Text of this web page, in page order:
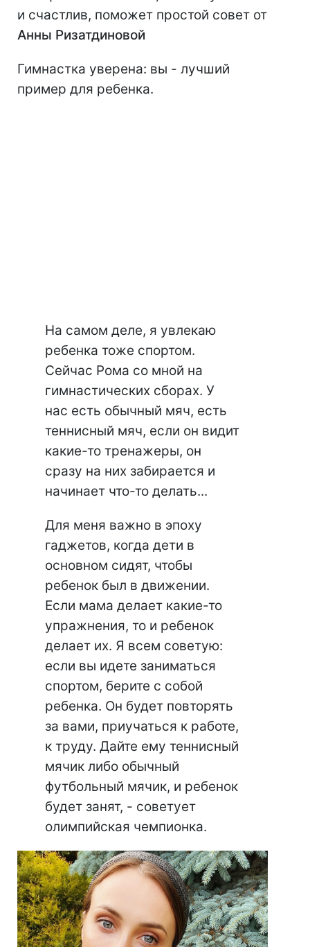
и счастлив, поможет простой совет от
Анны Ризатдиновой
Гимнастка уверена: вы - лучший
пример для ребенка.
На самом деле, я увлекаю
ребенка тоже спортом.
Сейчас Рома со мной на
гимнастических сборах. У
нас есть обычный мяч, есть
теннисный мяч, если он видит
какие-то тренажеры, он
сразу на них забирается и
начинает что-то делать...
Для меня важно в эпоху
гаджетов, когда дети в
основном сидят, чтобы
ребенок был в движении.
Если мама делает какие-то
упражнения, то и ребенок
делает их. Я всем советую:
если вы идете заниматься
спортом, берите с собой
ребенка. Он будет повторять
за вами, приучаться к работе,
к труду. Дайте ему теннисный
мячик либо обычный
футбольный мячик, и ребенок
будет занят, - советует
олимпийская чемпионка.